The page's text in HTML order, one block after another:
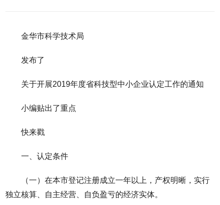
金华市科学技术局
发布了
关于开展2019年度省科技型中小企业认定工作的通知
小编贴出了重点
快来戳
一、认定条件
（一）在本市登记注册成立一年以上，产权明晰，实行
独立核算、自主经营、自负盈亏的经济实体。